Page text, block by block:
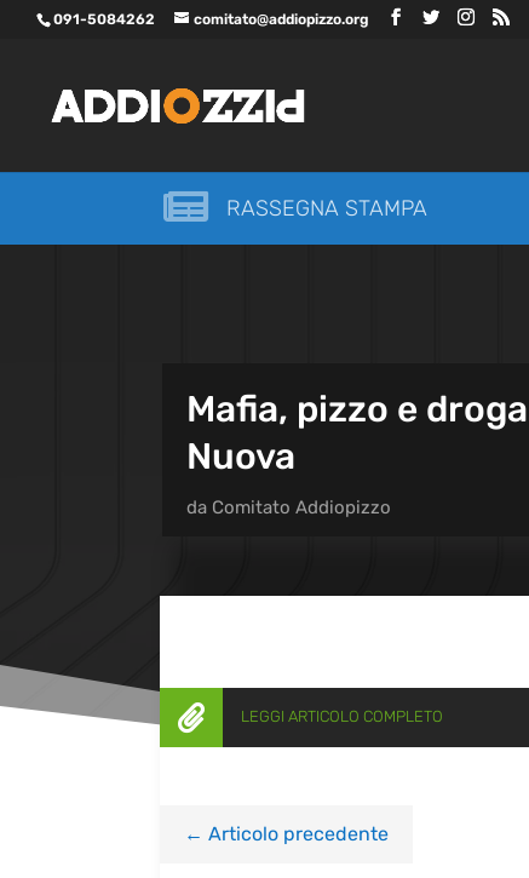
091-5084262 comitato@addiopizzo.org
 RASSEGNA STAMPA
Mafia, pizzo e
Nuova
da Comitato Addiopizzo
 LEGGI ARTICOLO COMPLETO
← Articolo precedente